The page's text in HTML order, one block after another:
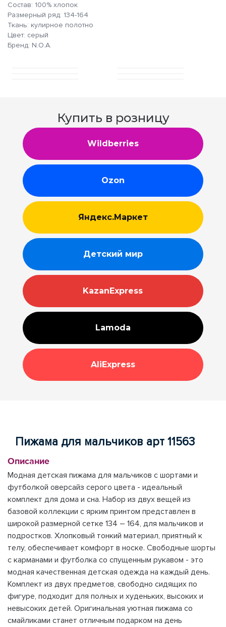
Состав: 100% хлопок
Размерный ряд: 134-164
Ткань: кулирное полотно
Цвет: серый
Бренд: N.O.A.
Купить в розницу
Wildberries
Ozon
Яндекс.Маркет
Детский мир
KazanExpress
Lamoda
AliExpress
Пижама для мальчиков арт 11563
Описание
Модная детская пижама для мальчиков с шортами и
футболкой оверсайз серого цвета - идеальный
комплект для дома и сна. Набор из двух вещей из
базовой коллекции с ярким принтом представлен в
широкой размерной сетке 134 – 164, для мальчиков и
подростков. Хлопковый тонкий материал, приятный к
телу, обеспечивает комфорт в носке. Свободные шорты
с карманами и футболка со спущенным рукавом - это
модная качественная детская одежда на каждый день.
Комплект из двух предметов, свободно сидящих по
фигуре, подходит для полных и худеньких, высоких и
невысоких детей. Оригинальная уютная пижама со
смайликами станет отличным подарком на день